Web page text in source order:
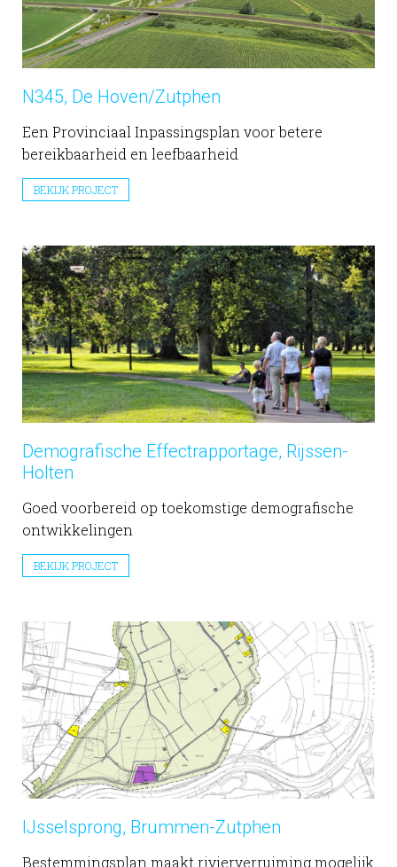
N345, De Hoven/Zutphen
Een Provinciaal Inpassingsplan voor betere
bereikbaarheid en leefbaarheid
BEKIJK PROJECT
Demografische Effectrapportage, Rijssen-
Holten
Goed voorbereid op toekomstige demografische
ontwikkelingen
BEKIJK PROJECT
IJsselsprong, Brummen-Zutphen
Bestemmingsplan maakt rivierverruiming mogelijk